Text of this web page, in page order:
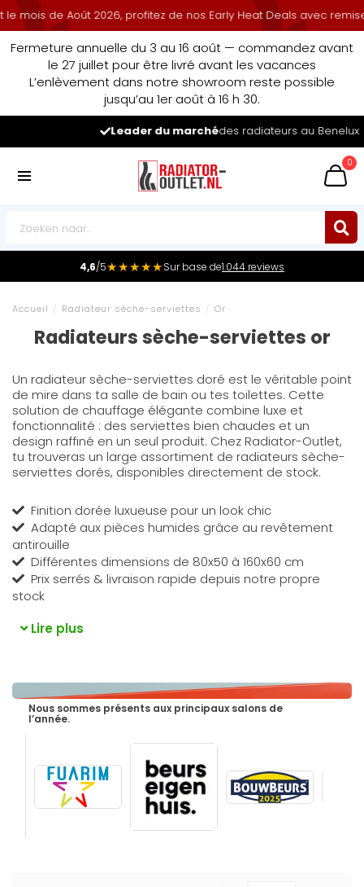
Août 2026, profitez de nos Early Heat Deals avec remise
Fermeture annuelle du 3 au 16 août — commandez avant
le 27 juillet pour être livré avant les vacances
L’enlèvement dans notre showroom reste possible
jusqu’au 1er août à 16 h 30.
Leader du marché des radiateurs au Benelux
0
4,6/5★★★★★Sur base de1.044 reviews
Accueil / Radiateur sèche-serviettes / Or
Radiateurs sèche-serviettes or
Un radiateur sèche-serviettes doré est le véritable point
de mire dans ta salle de bain ou tes toilettes. Cette
solution de chauffage élégante combine luxe et
fonctionnalité : des serviettes bien chaudes et un
design raffiné en un seul produit. Chez Radiator-Outlet,
tu trouveras un large assortiment de radiateurs sèche-
serviettes dorés, disponibles directement de stock.
Finition dorée luxueuse pour un look chic
Adapté aux pièces humides grâce au revêtement
antirouille
Différentes dimensions de 80x50 à 160x60 cm
Prix serrés & livraison rapide depuis notre propre
stock
Lire plus
Nous sommes présents aux principaux salons de
l’année.